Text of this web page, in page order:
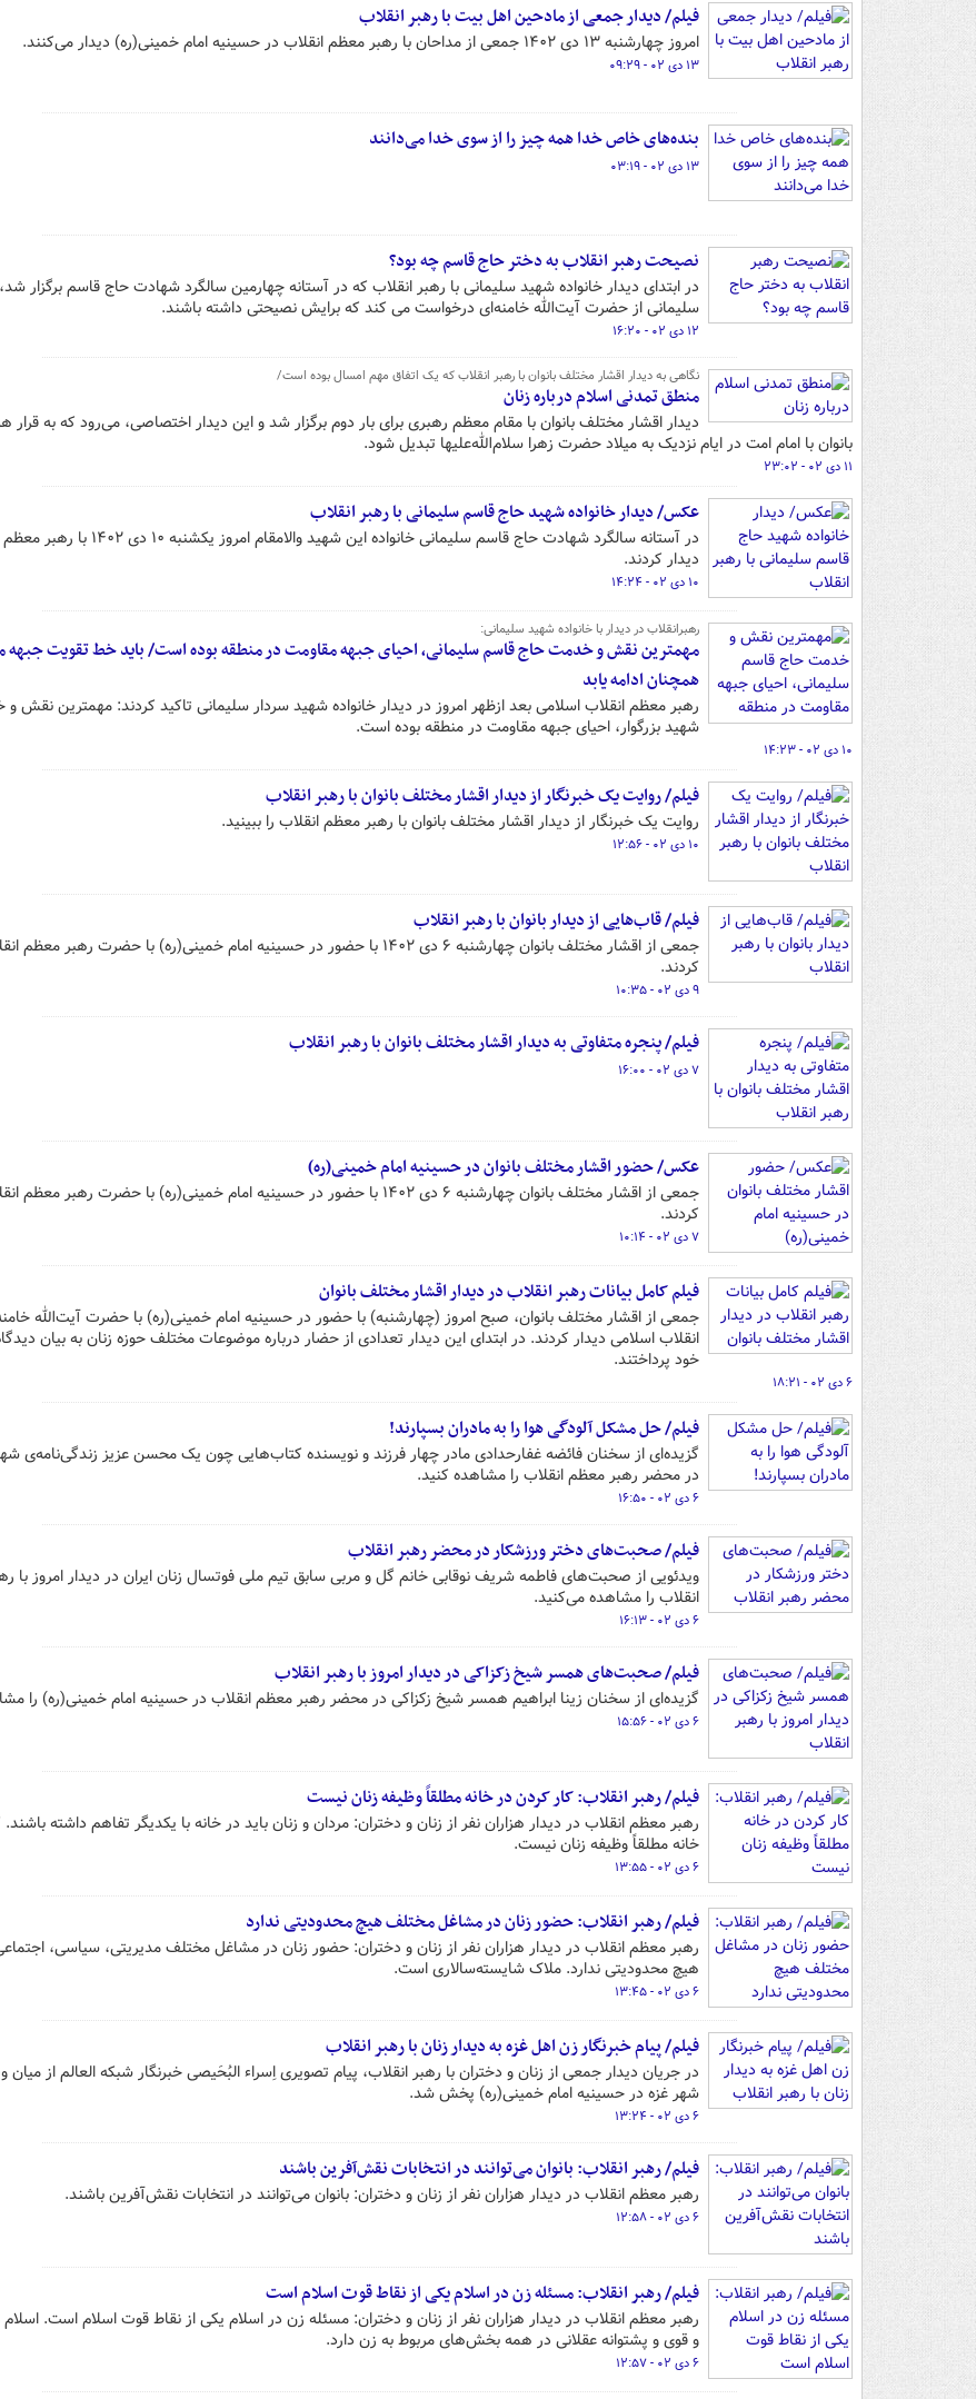
فیلم/ دیدار جمعی از مادحین اهل بیت با رهبر انقلاب
امروز چهارشنبه ۱۳ دی ۱۴۰۲ جمعی از مداحان با رهبر معظم انقلاب در حسینیه امام خمینی(ره) دیدار می‌کنند.
۱۳ دی ۰۲ - ۰۹:۲۹
بنده‌های خاص خدا همه چیز را از سوی خدا می‌دانند
۱۳ دی ۰۲ - ۰۳:۱۹
نصیحت رهبر انقلاب به دختر حاج قاسم چه بود؟
در ابتدای دیدار خانواده شهید سلیمانی با رهبر انقلاب که در آستانه‌ چهارمین سالگرد شهادت حاج قاسم برگزار
سلیمانی از حضرت آیت‌الله خامنه‌ای درخواست می کند که برایش نصیحتی داشته باشند.
۱۲ دی ۰۲ - ۱۶:۲۰
نگاهی به دیدار اقشار مختلف بانوان با رهبر انقلاب که یک اتفاق مهم امسال بوده است/
منطق تمدنی اسلام درباره زنان
دیدار اقشار مختلف بانوان با مقام معظم رهبری برای بار دوم برگزار شد و این دیدار اختصاصی، می‌رود که به قرار
بانوان با امام امت در ایام نزدیک به میلاد حضرت زهرا سلام‌الله‌علیها تبدیل شود.
۱۱ دی ۰۲ - ۲۳:۰۲
عکس/ دیدار خانواده شهید حاج قاسم سلیمانی با رهبر انقلاب
در آستانه سالگرد شهادت حاج قاسم سلیمانی خانواده این شهید والامقام
دیدار کردند.
۱۰ دی ۰۲ - ۱۴:۲۴
رهبرانقلاب در دیدار با خانواده شهید سلیمانی:
مهمترین نقش و خدمت حاج قاسم سلیمانی، احیای جبهه مقاومت در منطقه بوده است/ باید خط تقویت جبهه
همچنان ادامه یابد
رهبر معظم انقلاب اسلامی بعد ازظهر امروز در دیدار خانواده شهید سردار سلیمانی تاکید کردند: مهمترین نقش
شهید بزرگوار، احیای جبهه مقاومت در منطقه بوده است.
۱۰ دی ۰۲ - ۱۴:۲۳
فیلم/ روایت یک خبرنگار از دیدار اقشار مختلف بانوان با رهبر انقلاب
روایت یک خبرنگار از دیدار اقشار مختلف بانوان با رهبر معظم انقلاب را ببینید.
۱۰ دی ۰۲ - ۱۲:۵۶
فیلم/ قاب‌هایی از دیدار بانوان با رهبر انقلاب
جمعی از اقشار مختلف بانوان چهارشنبه ۶ دی ۱۴۰۲ با حضور در حسینیه امام خمینی(ره) با حضرت رهبر
کردند.
۹ دی ۰۲ - ۱۰:۳۵
فیلم/ پنجره متفاوتی به دیدار اقشار مختلف بانوان با رهبر انقلاب
۷ دی ۰۲ - ۱۶:۰۰
عکس/ حضور اقشار مختلف بانوان در حسینیه امام خمینی(ره)
جمعی از اقشار مختلف بانوان چهارشنبه ۶ دی ۱۴۰۲ با حضور در حسینیه امام خمینی(ره) با حضرت رهبر
کردند.
۷ دی ۰۲ - ۱۰:۱۴
فیلم کامل بیانات رهبر انقلاب در دیدار اقشار مختلف بانوان
جمعی از اقشار مختلف بانوان، صبح امروز (چهارشنبه) با حضور در حسینیه امام خمینی(ره) با حضرت آیت‌الله
انقلاب اسلامی دیدار کردند. در ابتدای این دیدار تعدادی از حضار درباره موضوعات مختلف حوزه زنان به بیان
خود پرداختند.
۶ دی ۰۲ - ۱۸:۲۱
فیلم/ حل مشکل آلودگی هوا را به مادران بسپارند!
گزیده‌ای از سخنان فائضه غفارحدادی مادر چهار فرزند و نویسنده کتاب‌هایی چون یک محسن عزیز زندگی‌نامه‌ی
در محضر رهبر معظم انقلاب را مشاهده کنید.
۶ دی ۰۲ - ۱۶:۵۰
فیلم/ صحبت‌های دختر ورزشکار در محضر رهبر انقلاب
ویدئویی از صحبت‌های فاطمه شریف نوقابی خانم گل و مربی سابق تیم ملی فوتسال زنان ایران در دیدار امروز با
انقلاب را مشاهده می‌کنید.
۶ دی ۰۲ - ۱۶:۱۳
فیلم/ صحبت‌های همسر شیخ زکزاکی در دیدار امروز با رهبر انقلاب
گزیده‌ای از سخنان زینا ابراهیم همسر شیخ زکزاکی در محضر رهبر معظم انقلاب در حسینیه امام خمینی(ره) را
۶ دی ۰۲ - ۱۵:۵۶
فیلم/ رهبر انقلاب: کار کردن در خانه مطلقاً وظیفه زنان نیست
رهبر معظم انقلاب در دیدار هزاران نفر از زنان و دختران: مردان و زنان باید در خانه با یکدیگر تفاهم داشته
خانه مطلقاً وظیفه زنان نیست.
۶ دی ۰۲ - ۱۳:۵۵
فیلم/ رهبر انقلاب: حضور زنان در مشاغل مختلف هیچ محدودیتی ندارد
رهبر معظم انقلاب در دیدار هزاران نفر از زنان و دختران: حضور زنان در مشاغل مختلف مدیریتی، سیاسی،
هیچ محدودیتی ندارد. ملاک شایسته‌سالاری است.
۶ دی ۰۲ - ۱۳:۴۵
فیلم/ پیام خبرنگار زن اهل غزه به دیدار زنان با رهبر انقلاب
در جریان دیدار جمعی از زنان و دختران با رهبر انقلاب، پیام تصویری اِسراء البُحَیصی خبرنگار شبکه العالم از میان
شهر غزه در حسینیه امام خمینی(ره) پخش شد.
۶ دی ۰۲ - ۱۳:۲۴
فیلم/ رهبر انقلاب: بانوان می‌توانند در انتخابات نقش‌آفرین باشند
رهبر معظم انقلاب در دیدار هزاران نفر از زنان و دختران: بانوان می‌توانند در انتخابات نقش‌آفرین باشند.
۶ دی ۰۲ - ۱۲:۵۸
فیلم/ رهبر انقلاب: مسئله زن در اسلام یکی از نقاط قوت اسلام است
رهبر معظم انقلاب در دیدار هزاران نفر از زنان و دختران: مسئله زن در اسلام یکی از نقاط قوت اسلام است.
و قوی و پشتوانه عقلانی در همه بخش‌های مربوط به زن دارد.
۶ دی ۰۲ - ۱۲:۵۷